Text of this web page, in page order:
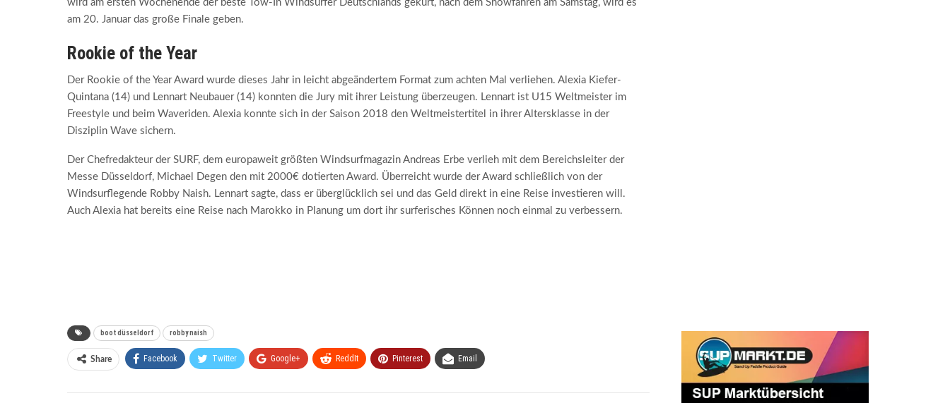
wird am ersten Wochenende der beste Tow-In Windsurfer Deutschlands gekürt, nach dem Showfahren am Samstag, wird es
am 20. Januar das große Finale geben.
Rookie of the Year
Der Rookie of the Year Award wurde dieses Jahr in leicht abgeändertem Format zum achten Mal verliehen. Alexia Kiefer-
Quintana (14) und Lennart Neubauer (14) konnten die Jury mit ihrer Leistung überzeugen. Lennart ist U15 Weltmeister im
Freestyle und beim Waveriden. Alexia konnte sich in der Saison 2018 den Weltmeistertitel in ihrer Altersklasse in der
Disziplin Wave sichern.
Der Chefredakteur der SURF, dem europaweit größten Windsurfmagazin Andreas Erbe verlieh mit dem Bereichsleiter der
Messe Düsseldorf, Michael Degen den mit 2000€ dotierten Award. Überreicht wurde der Award schließlich von der
Windsurflegende Robby Naish. Lennart sagte, dass er überglücklich sei und das Geld direkt in eine Reise investieren will.
Auch Alexia hat bereits eine Reise nach Marokko in Planung um dort ihr surferisches Können noch einmal zu verbessern.
boot düsseldorf robby naish
Share Facebook Twitter Google+ ReddIt Pinterest Email